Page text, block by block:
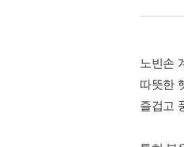
노빈손
따뜻한
즐겁고